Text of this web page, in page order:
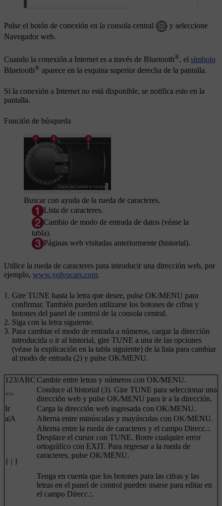
Pulse el botón de conexión en la consola central
y seleccione
Navegador web.
Cuando la conexión a Internet es a través de Bluetooth®, el símbolo
Bluetooth® aparece en la esquina superior derecha de la pantalla.
Si la conexión a Internet no está disponible, se notifica esto en la
pantalla.
Función de búsqueda
Buscar con ayuda de la rueda de caracteres.
Lista de caracteres.
Cambio de modo de entrada de datos (véase la
tabla).
Páginas web visitadas anteriormente (historial).
Utilice la rueda de caracteres para introducir una dirección web, por
ejemplo, www.volvocars.com.
Gire TUNE hasta la letra que desee, pulse OK/MENU para
confirmar. También pueden utilizarse los botones de cifras y
botones del panel de control de la consola central.
Siga con la letra siguiente.
Para cambiar el modo de entrada a números, cargar la dirección
introducida o ir al historial, gire TUNE a una de las opciones
(véase la explicación en la tabla siguiente) de la lista para cambiar
al modo de entrada (2) y pulse OK/MENU.
123/ABCCambie entre letras y números con OK/MENU.
=>
Conduce al historial (3). Gire TUNE para seleccionar una
dirección web y pulse OK/MENU para ir a la dirección.
Ir
Carga la dirección web ingresada con OK/MENU.
a|A
Alterna entre minúsculas y mayúsculas con OK/MENU.
{ | }
Alterna entre la rueda de caracteres y el campo Direcc.:.
Desplace el cursor con TUNE. Borre cualquier error
ortográfico con EXIT. Para regresar a la rueda de
caracteres, pulse OK/MENU.
Tenga en cuenta que los botones para las cifras y las
letras en el panel de control pueden usarse para editar en
el campo Direcc.:.